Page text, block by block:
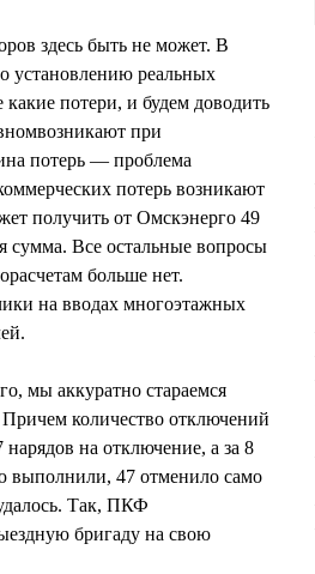
здесь быть не может. В
установлению реальных
потери, и будем доводить
при
потерь — проблема
потерь возникают
получить от Омскэнерго 49
сумма. Все остальные вопросы
больше нет.
на вводах многоэтажных
мы аккуратно стараемся
количество отключений
на отключение, а за 8
выполнили, 47 отменило само
Так, ПКФ
бригаду на свою